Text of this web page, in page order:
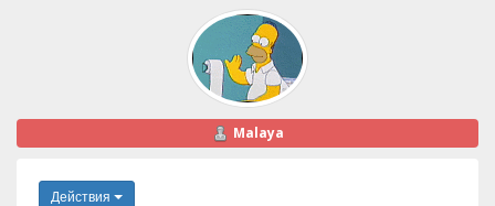
Malaya
Действия